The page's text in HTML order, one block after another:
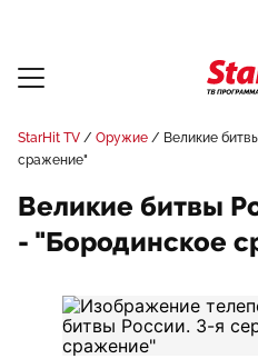
StarHit TV Оружие
Великие
сражение"
Великие битвы
- "Бородинское